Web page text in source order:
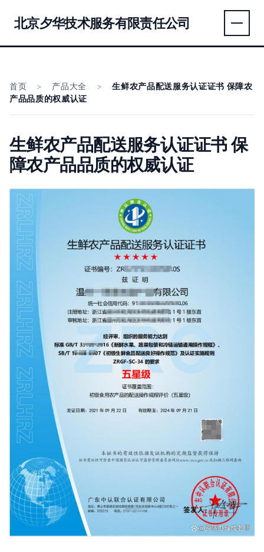
北京夕华技术服务有限责任公司
首页 > 产品大全 >
生鲜农产品配送服务认证证书 保障农
产品品质的权威认证
生鲜农产品配送服务认证证书 保
障农产品品质的权威认证